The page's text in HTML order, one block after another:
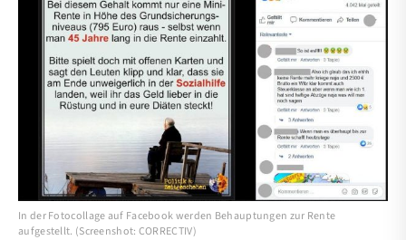
In der Fotocollage auf Facebook werden Behauptungen zur Rente
aufgestellt. (Screenshot: CORRECTIV)